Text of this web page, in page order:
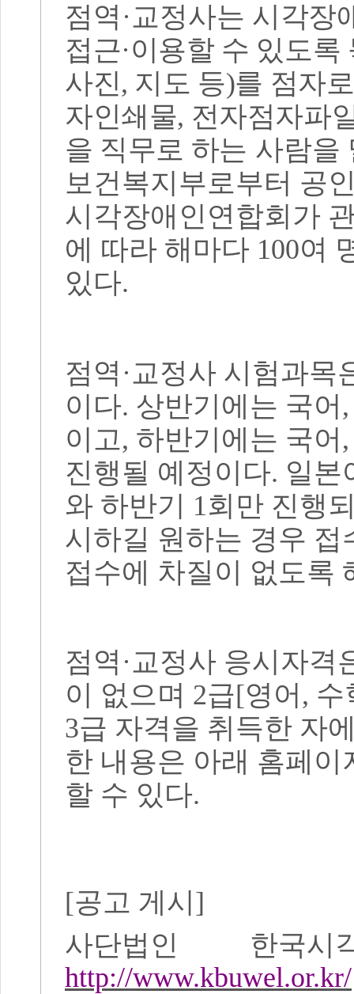
점역 ·교정사는 시각장
접근·이용할 수 있도록
사진, 지도 등)를 점자
자인쇄물, 전자점자파
을 직무로 하는 사람을
보건복지부로부터 공
시각장애인연합회가
에 따라 해마다 100여
있다.
점역 · 교정사 시험과목
이다. 상반기에는 국어
이고, 하반기에는 국어
진행될 예정이다. 일본
와 하반기 1회만 진행
시하길 원하는 경우
접수에 차질이 없도록
점역 ·교정사 응시자격
이 없으며 2급[영어 , 수
3급 자격을 취득한 자
한 내용은 아래 홈페
할 수 있다.
[공고 게시 ]
사단법인 한국시
http://www.kbuwel.or.kr/